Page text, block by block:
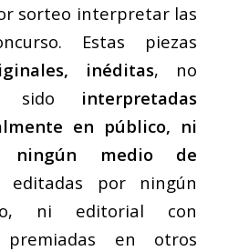
sorteo interpretar las
Estas piezas
inéditas, no
sido interpretadas
en público, ni
ningún medio de
por ningún
ni editorial con
en otros